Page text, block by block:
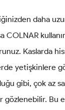
daha
COLNAR
Kaslarda
yetişkinlere
gibi, çok az
gözlenebilir. Bu